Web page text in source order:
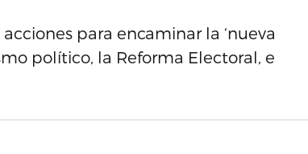
para encaminar la ‘nueva
político, la Reforma Electoral, e